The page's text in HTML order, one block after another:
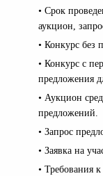
• Срок
аукцион,
• Конкурс без
• Конкурс с
предложения
• Аукцион
предложений.
• Запрос
• Заявка на
• Требования